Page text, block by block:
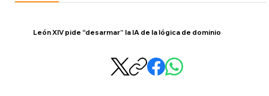
León XIV pide “desarmar” la IA de la lógica de dominio